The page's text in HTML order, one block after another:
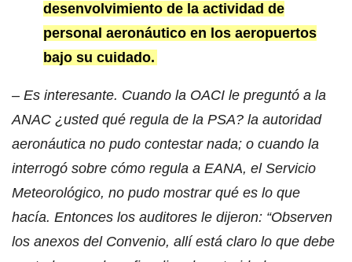
desenvolvimiento de la actividad de
personal aeronáutico en los aeropuertos
bajo su cuidado.
– Es interesante. Cuando la OACI le preguntó a la
ANAC ¿usted qué regula de la PSA? la autoridad
aeronáutica no pudo contestar nada; o cuando la
interrogó sobre cómo regula a EANA, el Servicio
Meteorológico, no pudo mostrar qué es lo que
hacía. Entonces los auditores le dijeron: “Observen
los anexos del Convenio, allí está claro lo que debe